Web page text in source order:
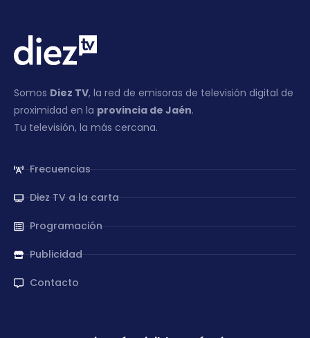
Somos Diez TV, la red de emisoras de televisión digital de
proximidad en la provincia de Jaén.
Tu televisión, la más cercana.
Frecuencias
Diez TV a la carta
Programación
Publicidad
Contacto